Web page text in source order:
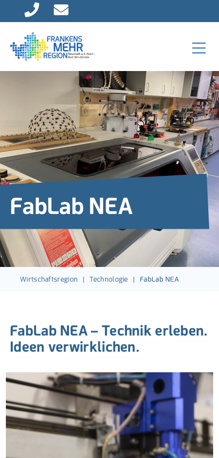
Direkt zur Hauptnavigation springen
Direkt zum Inhalt springen
FabLab NEA
Wirtschaftsregion | Technologie | FabLab NEA
FabLab NEA – Technik erleben.
Ideen verwirklichen.